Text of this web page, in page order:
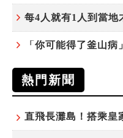
熱門新聞
直飛長灘島！搭乘皇